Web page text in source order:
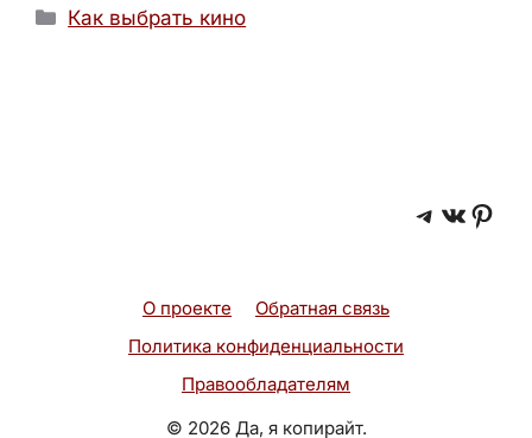
Рубрики
Как выбрать кино
О проекте
Обратная связь
Политика конфиденциальности
Правообладателям
© 2026 Да, я копирайт.